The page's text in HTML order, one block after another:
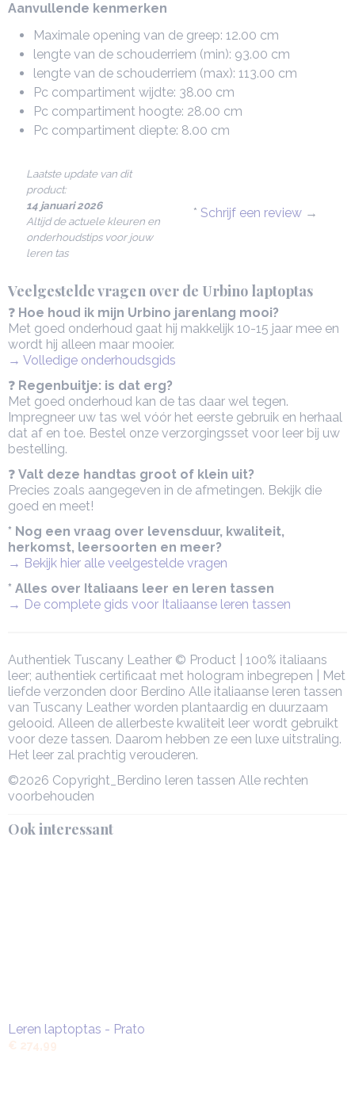
Aanvullende kenmerken
Maximale opening van de greep: 12.00 cm
lengte van de schouderriem (min): 93.00 cm
lengte van de schouderriem (max): 113.00 cm
Pc compartiment wijdte: 38.00 cm
Pc compartiment hoogte: 28.00 cm
Pc compartiment diepte: 8.00 cm
Laatste update van dit
product:
14 januari 2026
Altijd de actuele kleuren en
onderhoudstips voor jouw
leren tas
* Schrijf een review →
Veelgestelde vragen over de Urbino laptoptas
❓ Hoe houd ik mijn Urbino jarenlang mooi?
Met goed onderhoud gaat hij makkelijk 10-15 jaar mee en
wordt hij alleen maar mooier.
→ Volledige onderhoudsgids
❓ Regenbuitje: is dat erg?
Met goed onderhoud kan de tas daar wel tegen.
Impregneer uw tas wel vóór het eerste gebruik en herhaal
dat af en toe. Bestel onze verzorgingsset voor leer bij uw
bestelling.
❓ Valt deze handtas groot of klein uit?
Precies zoals aangegeven in de afmetingen. Bekijk die
goed en meet!
* Nog een vraag over levensduur, kwaliteit,
herkomst, leersoorten en meer?
→ Bekijk hier alle veelgestelde vragen
* Alles over Italiaans leer en leren tassen
→ De complete gids voor Italiaanse leren tassen
Authentiek Tuscany Leather © Product | 100% italiaans
leer; authentiek certificaat met hologram inbegrepen | Met
liefde verzonden door Berdino Alle italiaanse leren tassen
van Tuscany Leather worden plantaardig en duurzaam
gelooid. Alleen de allerbeste kwaliteit leer wordt gebruikt
voor deze tassen. Daarom hebben ze een luxe uitstraling.
Het leer zal prachtig verouderen.
©2026 Copyright_Berdino leren tassen Alle rechten
voorbehouden
Ook interessant
Leren laptoptas - Prato
€ 274,99